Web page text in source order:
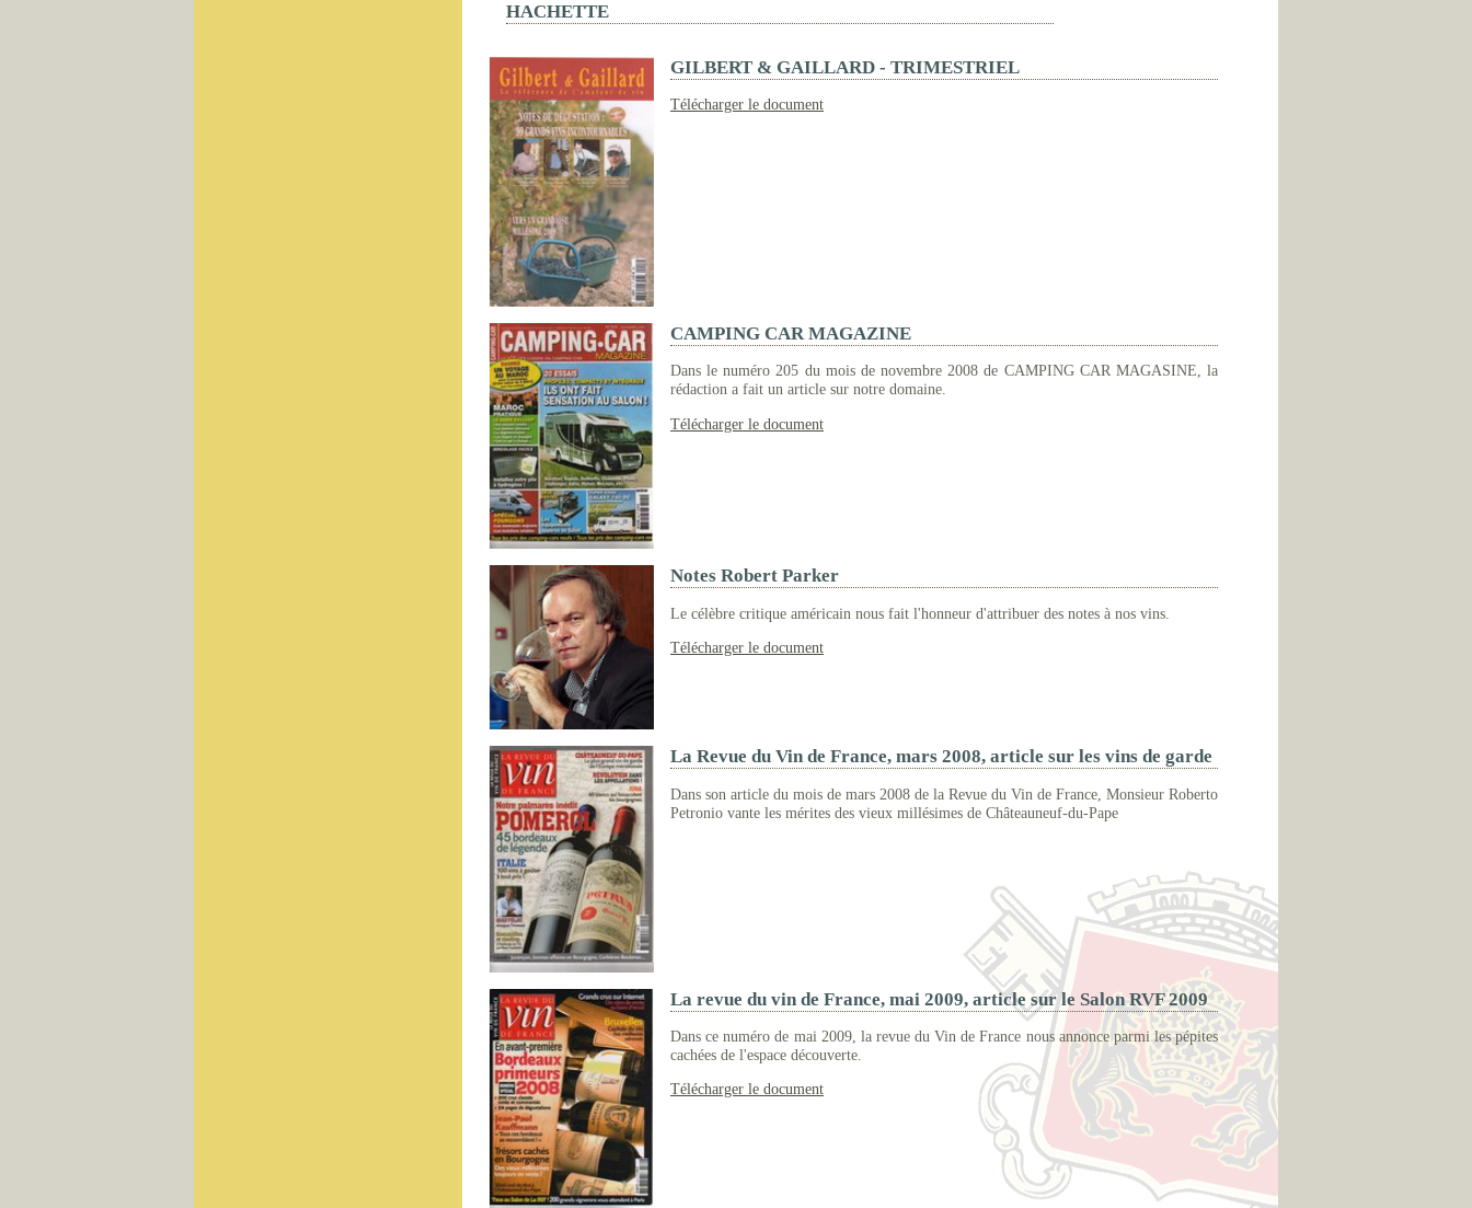
HACHETTE
GILBERT & GAILLARD - TRIMESTRIEL
Télécharger le document
CAMPING CAR MAGAZINE
Dans le numéro 205 du mois de novembre 2008 de CAMPING CAR MAGASINE, la
rédaction a fait un article sur notre domaine.
Télécharger le document
Notes Robert Parker
Le célèbre critique américain nous fait l'honneur d'attribuer des notes à nos vins.
Télécharger le document
La Revue du Vin de France, mars 2008, article sur les vins de garde
Dans son article du mois de mars 2008 de la Revue du Vin de France, Monsieur Roberto
Petronio vante les mérites des vieux millésimes de Châteauneuf-du-Pape
La revue du vin de France, mai 2009, article sur le Salon RVF 2009
Dans ce numéro de mai 2009, la revue du Vin de France nous annonce parmi les pépites
cachées de l'espace découverte.
Télécharger le document